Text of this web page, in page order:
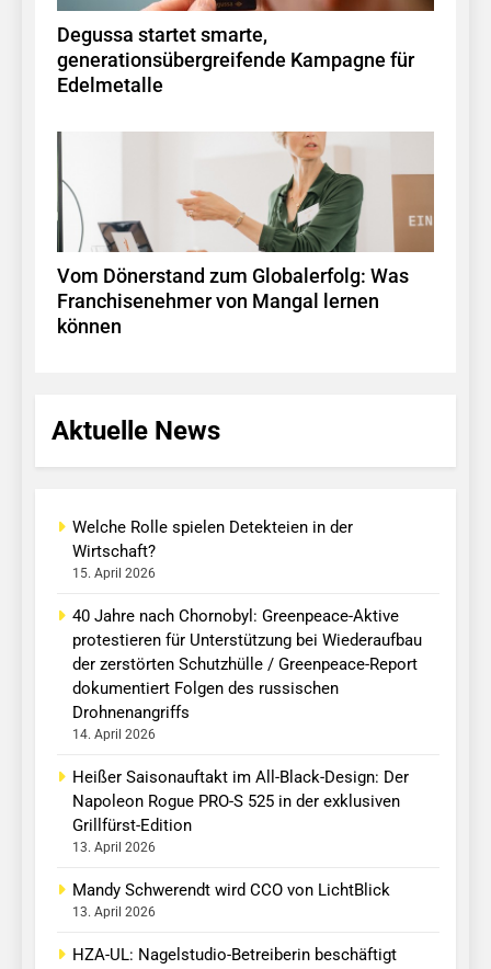
Degussa startet smarte,
generationsübergreifende Kampagne für
Edelmetalle
Vom Dönerstand zum Globalerfolg: Was
Franchisenehmer von Mangal lernen
können
Aktuelle News
Welche Rolle spielen Detekteien in der
Wirtschaft?
15. April 2026
40 Jahre nach Chornobyl: Greenpeace-Aktive
protestieren für Unterstützung bei Wiederaufbau
der zerstörten Schutzhülle / Greenpeace-Report
dokumentiert Folgen des russischen
Drohnenangriffs
14. April 2026
Heißer Saisonauftakt im All-Black-Design: Der
Napoleon Rogue PRO-S 525 in der exklusiven
Grillfürst-Edition
13. April 2026
Mandy Schwerendt wird CCO von LichtBlick
13. April 2026
HZA-UL: Nagelstudio-Betreiberin beschäftigt